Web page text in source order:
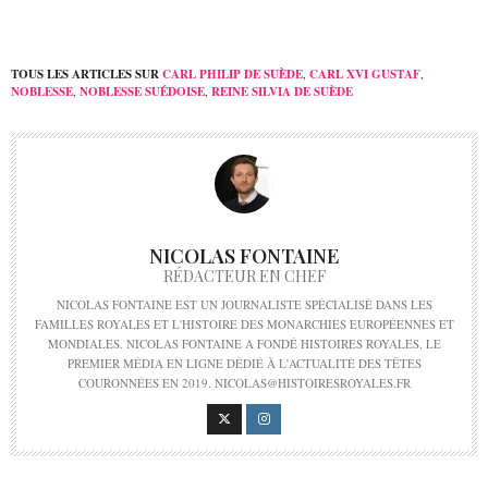
TOUS LES ARTICLES SURCARL PHILIP DE SUÈDE CARL XVI GUSTAF
NOBLESSE NOBLESSE SUÉDOISE REINE SILVIA DE SUÈDE
NICOLAS FONTAINE
RÉDACTEUR EN CHEF
NICOLAS FONTAINE EST UN JOURNALISTE SPÉCIALISÉ DANS LES
FAMILLES ROYALES ET L'HISTOIRE DES MONARCHIES EUROPÉENNES ET
MONDIALES. NICOLAS FONTAINE A FONDÉ HISTOIRES ROYALES, LE
PREMIER MÉDIA EN LIGNE DÉDIÉ À L'ACTUALITÉ DES TÊTES
COURONNÉES EN 2019. NICOLAS@HISTOIRESROYALES.FR